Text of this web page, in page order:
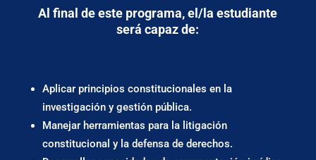
Al final de este programa, el/la estudiante
será capaz de:
Aplicar principios constitucionales en la
investigación y gestión pública.
Manejar herramientas para la litigación
constitucional y la defensa de derechos.